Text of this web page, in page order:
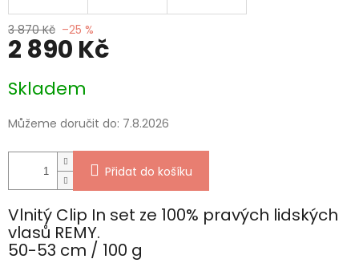
3 870 Kč –25 %
2 890 Kč
cena:
Skladem
Můžeme doručit do: 7.8.2026
Přidat do košíku
Vlnitý Clip In set ze 100% pravých lidských
vlasů REMY.
50-53 cm / 100 g